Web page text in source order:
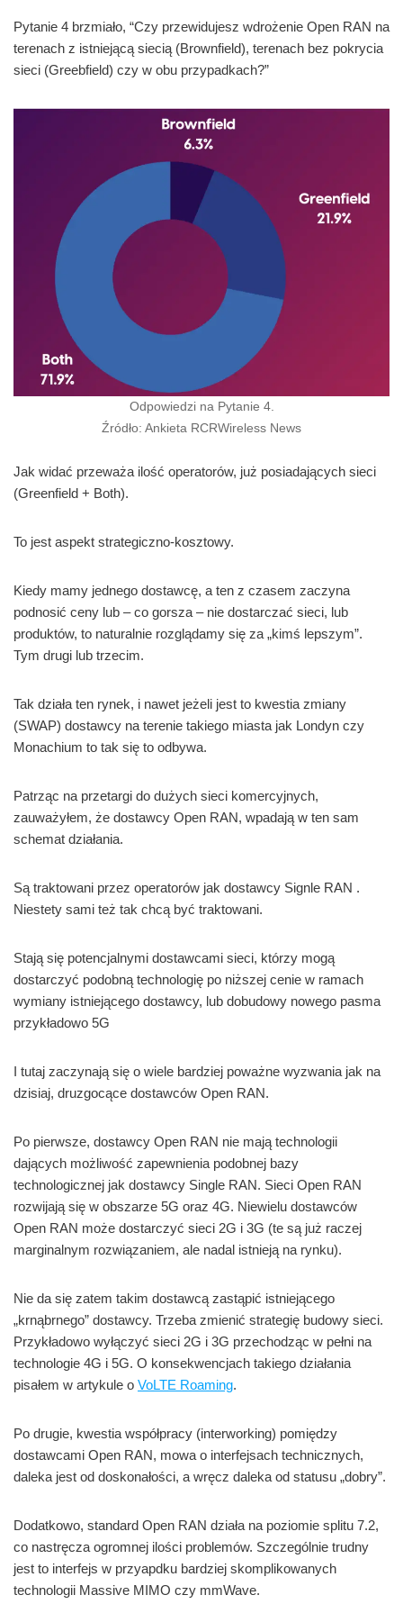
Pytanie 4 brzmiało, “Czy przewidujesz wdrożenie Open RAN na
terenach z istniejącą siecią (Brownfield), terenach bez pokrycia
sieci (Greebfield) czy w obu przypadkach?”
Odpowiedzi na Pytanie 4.
Źródło: Ankieta RCRWireless News
Jak widać przeważa ilość operatorów, już posiadających sieci
(Greenfield + Both).
To jest aspekt strategiczno-kosztowy.
Kiedy mamy jednego dostawcę, a ten z czasem zaczyna
podnosić ceny lub – co gorsza – nie dostarczać sieci, lub
produktów, to naturalnie rozglądamy się za „kimś lepszym”.
Tym drugi lub trzecim.
Tak działa ten rynek, i nawet jeżeli jest to kwestia zmiany
(SWAP) dostawcy na terenie takiego miasta jak Londyn czy
Monachium to tak się to odbywa.
Patrząc na przetargi do dużych sieci komercyjnych,
zauważyłem, że dostawcy Open RAN, wpadają w ten sam
schemat działania.
Są traktowani przez operatorów jak dostawcy Signle RAN .
Niestety sami też tak chcą być traktowani.
Stają się potencjalnymi dostawcami sieci, którzy mogą
dostarczyć podobną technologię po niższej cenie w ramach
wymiany istniejącego dostawcy, lub dobudowy nowego pasma
przykładowo 5G
I tutaj zaczynają się o wiele bardziej poważne wyzwania jak na
dzisiaj, druzgocące dostawców Open RAN.
Po pierwsze, dostawcy Open RAN nie mają technologii
dających możliwość zapewnienia podobnej bazy
technologicznej jak dostawcy Single RAN. Sieci Open RAN
rozwijają się w obszarze 5G oraz 4G. Niewielu dostawców
Open RAN może dostarczyć sieci 2G i 3G (te są już raczej
marginalnym rozwiązaniem, ale nadal istnieją na rynku).
Nie da się zatem takim dostawcą zastąpić istniejącego
„krnąbrnego” dostawcy. Trzeba zmienić strategię budowy sieci.
Przykładowo wyłączyć sieci 2G i 3G przechodząc w pełni na
technologie 4G i 5G. O konsekwencjach takiego działania
pisałem w artykule o VoLTE Roaming.
Po drugie, kwestia współpracy (interworking) pomiędzy
dostawcami Open RAN, mowa o interfejsach technicznych,
daleka jest od doskonałości, a wręcz daleka od statusu „dobry”.
Dodatkowo, standard Open RAN działa na poziomie splitu 7.2,
co nastręcza ogromnej ilości problemów. Szczególnie trudny
jest to interfejs w przyapdku bardziej skomplikowanych
technologii Massive MIMO czy mmWave.